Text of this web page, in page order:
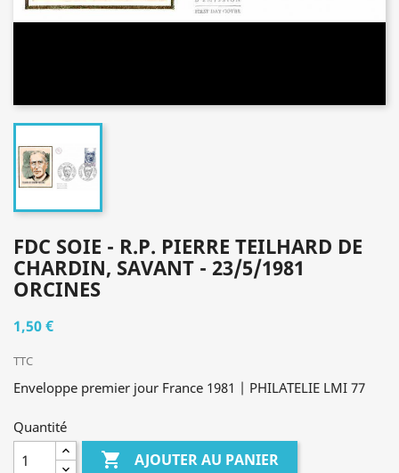
FDC SOIE - R.P. PIERRE TEILHARD DE
CHARDIN, SAVANT - 23/5/1981
ORCINES
1,50 €
TTC
Enveloppe premier jour France 1981 | PHILATELIE LMI 77
Quantité
 AJOUTER AU PANIER